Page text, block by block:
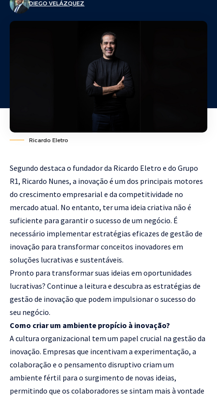
DIEGO VELÁZQUEZ
Ricardo Eletro
Segundo destaca o fundador da Ricardo Eletro e do Grupo
R1, Ricardo Nunes, a inovação é um dos principais motores
do crescimento empresarial e da competitividade no
mercado atual. No entanto, ter uma ideia criativa não é
suficiente para garantir o sucesso de um negócio. É
necessário implementar estratégias eficazes de gestão de
inovação para transformar conceitos inovadores em
soluções lucrativas e sustentáveis.
Pronto para transformar suas ideias em oportunidades
lucrativas? Continue a leitura e descubra as estratégias de
gestão de inovação que podem impulsionar o sucesso do
seu negócio.
Como criar um ambiente propício à inovação?
A cultura organizacional tem um papel crucial na gestão da
inovação. Empresas que incentivam a experimentação, a
colaboração e o pensamento disruptivo criam um
ambiente fértil para o surgimento de novas ideias,
permitindo que os colaboradores se sintam mais à vontade